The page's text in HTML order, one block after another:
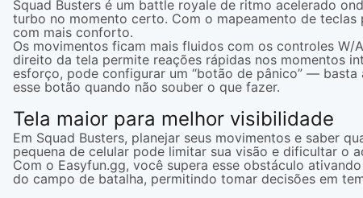
Squad Busters é um battle royale de ritmo acelerado
turbo no momento certo. Com o mapeamento de
com mais conforto.
Os movimentos ficam mais fluidos com os controles
direito da tela permite reações rápidas nos momentos
esforço, pode configurar um “botão de pânico” —
esse botão quando não souber o que fazer.
Tela maior para melhor visibilidade
Em Squad Busters, planejar seus movimentos e saber
pequena de celular pode limitar sua visão e dificultar o
Com o Easyfun.gg, você supera esse obstáculo
do campo de batalha, permitindo tomar decisões em